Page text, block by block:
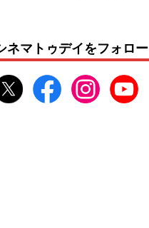
ネマトゥデイをフォロー